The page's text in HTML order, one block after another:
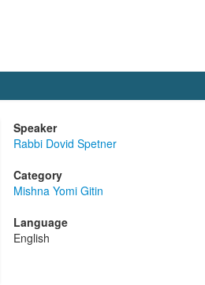
Speaker
Rabbi Dovid Spetner
Category
Mishna Yomi Gitin
Language
English